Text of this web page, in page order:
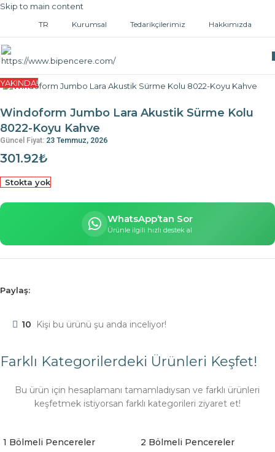
Skip to main content
TR Kurumsal Tedarikçilerimiz Hakkımızda
Ana Sayfa Kapı ve Pencere Kolları
YAKINDA!
Windoform Jumbo Lara Akustik Sürme Kolu
8022-Koyu Kahve
Güncel Fiyat: 23 Temmuz, 2026
301.92₺
Stokta yok
WhatsApp’tan Sor
Ürünle ilgili hızlı destek al
Paylaş:
10 Kişi bu ürünü şu anda inceliyor!
Farklı Kategorilerdeki Ürünleri Keşfet!
Bu ürün için hesaplamanı tamamladıysan ve farklı ürünleri
keşfetmek istiyorsan farklı kategorileri ziyaret et!
1 Bölmeli Pencereler 2 Bölmeli Pencereler